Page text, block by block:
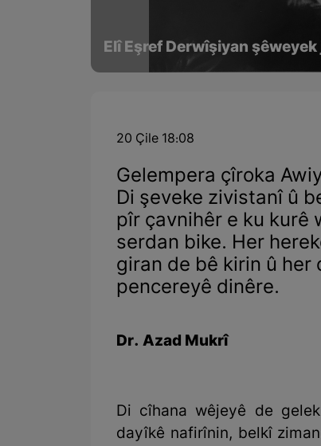
Elî Eşref Derwîşiyan
20 Çile 18:08
Gelempera çîroka
Di şeveke zivistanî û
pîr çavnihêr e ku kurê
serdan bike. Her
giran de bê kirin û her
pencereyê dinêre.
Dr. Azad Mukrî
Di cîhana wêjeyê de
dayîkê nafirînin, belkî